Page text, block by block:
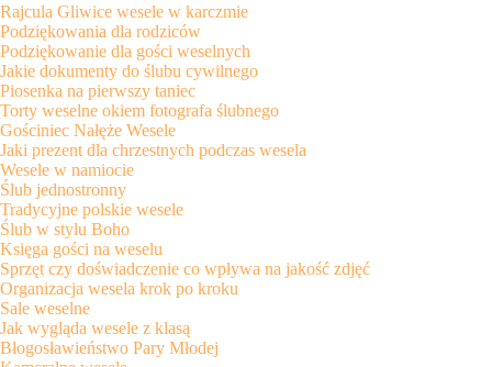
Rajcula Gliwice wesele w karczmie
Podziękowania dla rodziców
Podziękowanie dla gości weselnych
Jakie dokumenty do ślubu cywilnego
Piosenka na pierwszy taniec
Torty weselne okiem fotografa ślubnego
Gościniec Nałęże Wesele
Jaki prezent dla chrzestnych podczas wesela
Wesele w namiocie
Ślub jednostronny
Tradycyjne polskie wesele
Ślub w stylu Boho
Księga gości na weselu
Sprzęt czy doświadczenie co wpływa na jakość zdjęć
Organizacja wesela krok po kroku
Sale weselne
Jak wygląda wesele z klasą
Błogosławieństwo Pary Młodej